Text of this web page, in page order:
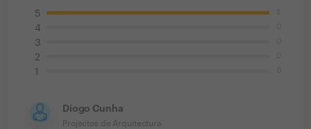
5
4
3
2
1
Diogo Cunha
Projectos de Arquitectura